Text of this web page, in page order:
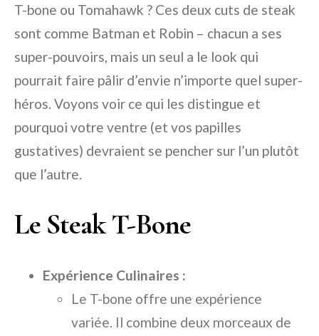
T-bone ou Tomahawk ? Ces deux cuts de steak
sont comme Batman et Robin – chacun a ses
super-pouvoirs, mais un seul a le look qui
pourrait faire pâlir d’envie n’importe quel super-
héros. Voyons voir ce qui les distingue et
pourquoi votre ventre (et vos papilles
gustatives) devraient se pencher sur l’un plutôt
que l’autre.
Le Steak T-Bone
Expérience Culinaires :
Le T-bone offre une expérience
variée. Il combine deux morceaux de